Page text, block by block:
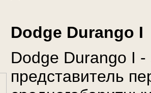
Dodge Durango I
Dodge Durango I -
представитель